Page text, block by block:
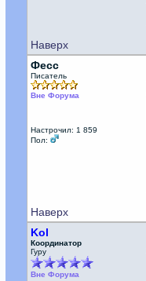
Наверх
Фесс
Писатель
Вне Форума
Настрочил: 1 859
Пол:
Наверх
Kol
Координатор
Гуру
Вне Форума